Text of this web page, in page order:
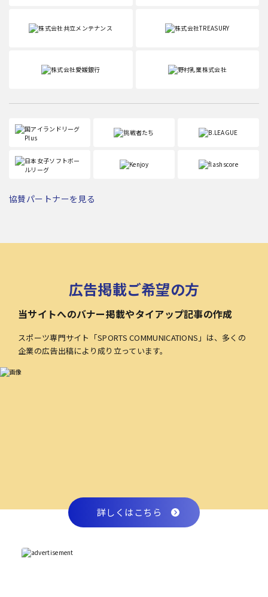
協賛パートナーを見る
広告掲載ご希望の方
当サイトへのバナー掲載やタイアップ記事の作成
スポーツ専門サイト「SPORTS COMMUNICATIONS」は、多くの
企業の広告出稿により成り立っています。
詳しくはこちら